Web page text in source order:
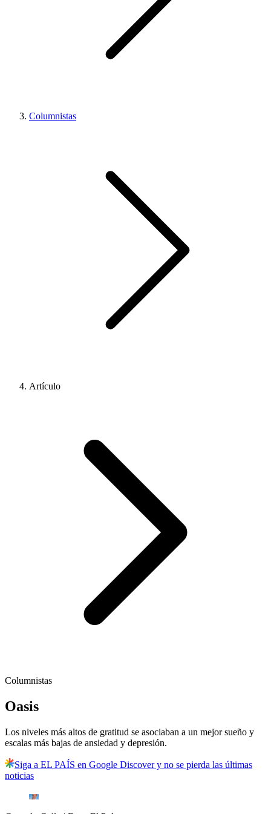
Columnistas
Artículo
Columnistas
Oasis
Los niveles más altos de gratitud se asociaban a un mejor sueño y
escalas más bajas de ansiedad y depresión.
Siga a EL PAÍS en Google Discover y no se pierda las últimas
noticias